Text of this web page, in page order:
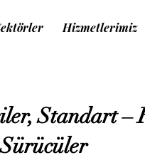
Hizmetlerimiz
Standart –
Sürücüler